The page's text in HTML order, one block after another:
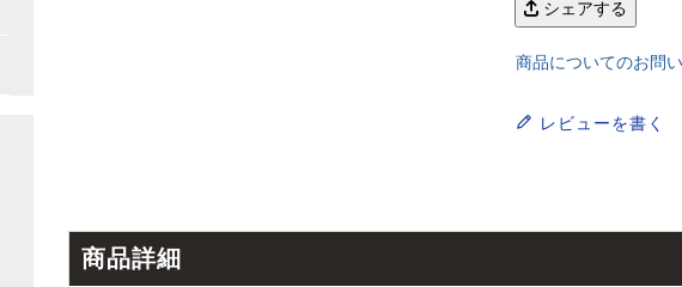
KINTO キントー
Saana ja Olli（サーナヤオッリ）
遮光カーテンとは？
シェアする
商品についてのお問
レビューを書く
商品詳細